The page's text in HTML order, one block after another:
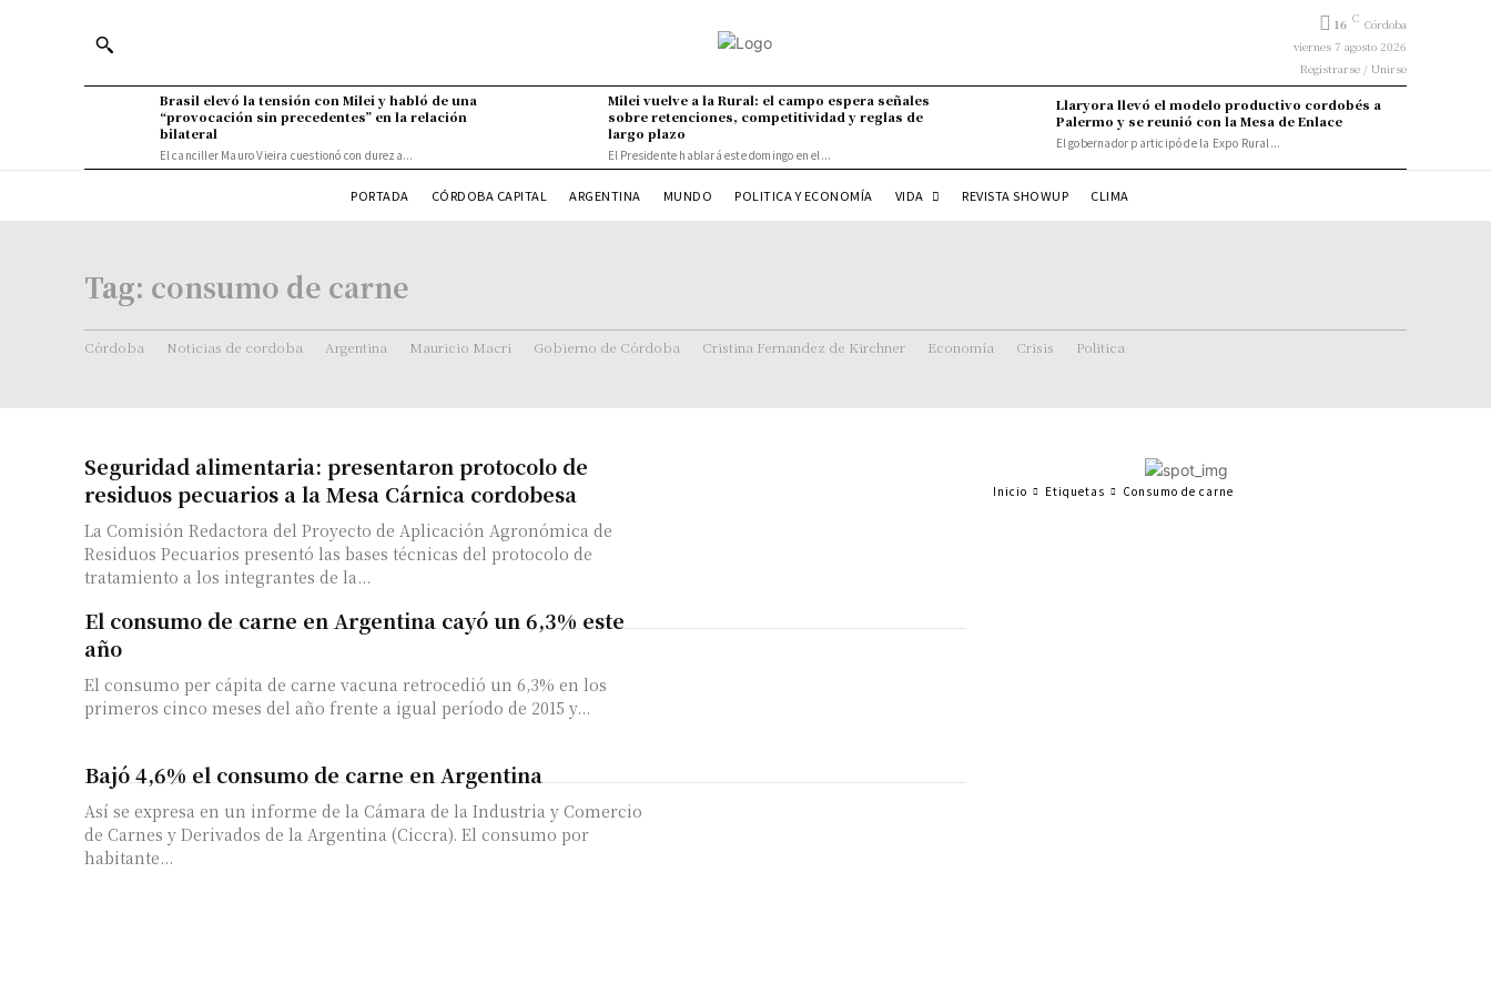
16 C Córdoba
viernes 7 agosto 2026
Registrarse / Unirse
Brasil elevó la tensión con Milei y habló de una
“provocación sin precedentes” en la relación
bilateral
El canciller Mauro Vieira cuestionó con dureza...
Milei vuelve a la Rural: el campo espera señales
sobre retenciones, competitividad y reglas de
largo plazo
El Presidente hablará este domingo en el...
Llaryora llevó el modelo productivo cordobés a
Palermo y se reunió con la Mesa de Enlace
El gobernador participó de la Expo Rural...
PORTADA CÓRDOBA CAPITAL ARGENTINA MUNDO POLITICA Y ECONOMÍA VIDA REVISTA SHOWUP CLIMA
Tag: consumo de carne
Córdoba Noticias de cordoba Argentina Mauricio Macri Gobierno de Córdoba Cristina Fernandez de Kirchner Economía Crisis Politica
Seguridad alimentaria: presentaron protocolo de
residuos pecuarios a la Mesa Cárnica cordobesa
La Comisión Redactora del Proyecto de Aplicación Agronómica de
Residuos Pecuarios presentó las bases técnicas del protocolo de
tratamiento a los integrantes de la...
El consumo de carne en Argentina cayó un 6,3% este
año
El consumo per cápita de carne vacuna retrocedió un 6,3% en los
primeros cinco meses del año frente a igual período de 2015 y...
Bajó 4,6% el consumo de carne en Argentina
Así se expresa en un informe de la Cámara de la Industria y Comercio
de Carnes y Derivados de la Argentina (Ciccra). El consumo por
habitante...
Inicio Etiquetas Consumo de carne